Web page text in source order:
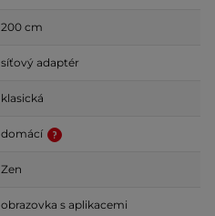
200 cm
síťový adaptér
klasická
domácí
Zen
obrazovka s aplikacemi